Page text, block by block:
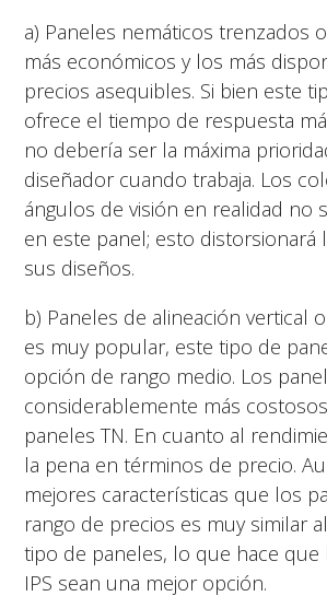
a) Paneles nemáticos trenzados
más económicos y los más
precios asequibles. Si bien este
ofrece el tiempo de respuesta
no debería ser la máxima
diseñador cuando trabaja. Los
ángulos de visión en realidad no
en este panel; esto distorsionará
sus diseños.
b) Paneles de alineación vertical
es muy popular, este tipo de
opción de rango medio. Los
considerablemente más
paneles TN. En cuanto al
la pena en términos de precio.
mejores características que los
rango de precios es muy similar
tipo de paneles, lo que hace
IPS sean una mejor opción.